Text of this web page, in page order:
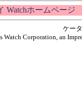
Watchホームページ
ケー
Watch Corporation, an